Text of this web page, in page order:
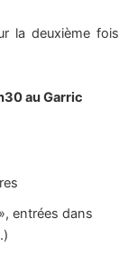
la deuxième fois
au Garric
entrées dans